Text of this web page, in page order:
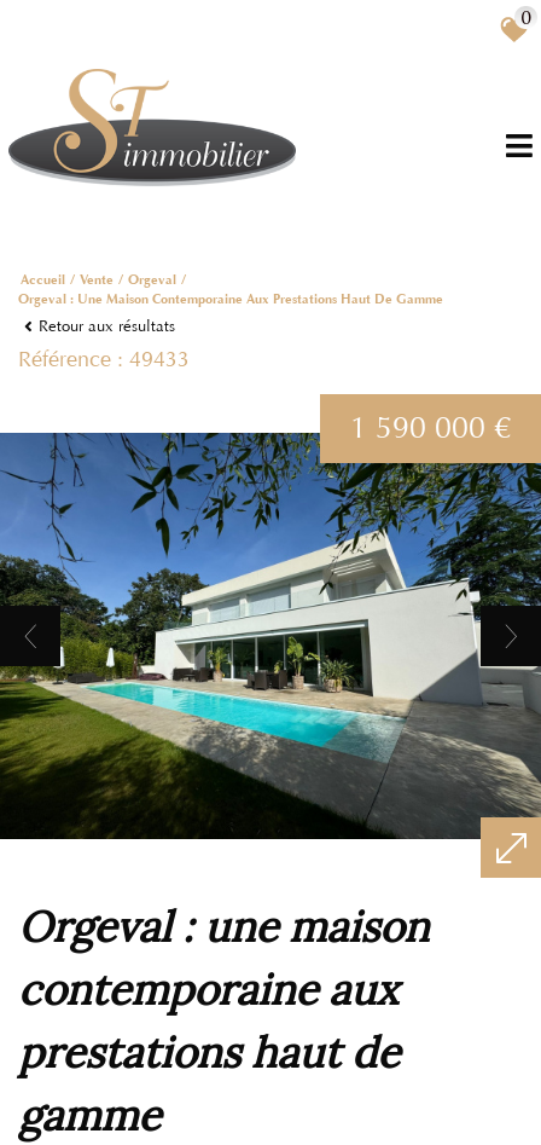
0
Accueil Vente
Orgeval
Orgeval : Une Maison Contemporaine Aux Prestations Haut De Gamme
Retour aux résultats
Référence : 49433
1 590 000 €
orgeval : une maison
contemporaine aux
prestations haut de
gamme